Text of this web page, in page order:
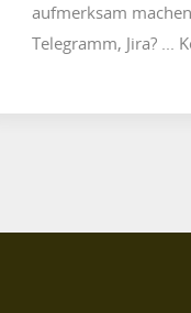
aufmerksam
Telegramm, Jira? ...